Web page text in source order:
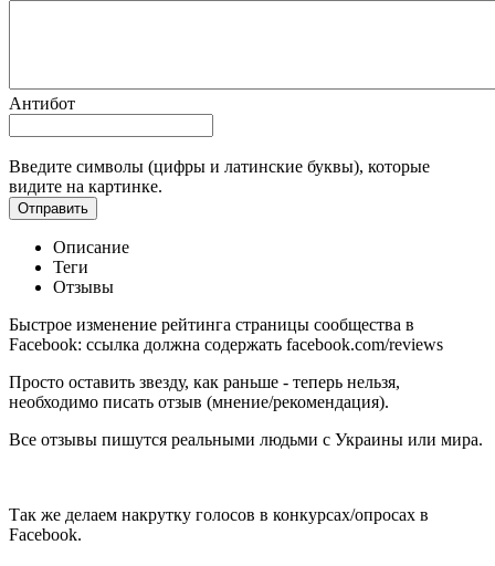
Антибот
Введите символы (цифры и латинские буквы), которые
видите на картинке.
Отправить
Описание
Теги
Отзывы
Быстрое изменение рейтинга страницы сообщества в
Facebook: ссылка должна содержать facebook.com/reviews
Просто оставить звезду, как раньше - теперь нельзя,
необходимо писать отзыв (мнение/рекомендация).
Все отзывы пишутся реальными людьми с Украины или мира.
Так же делаем накрутку голосов в конкурсах/опросах в
Facebook.